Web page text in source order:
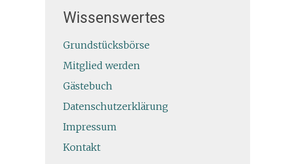
Wissenswertes
Grundstücksbörse
Mitglied werden
Gästebuch
Datenschutzerklärung
Impressum
Kontakt